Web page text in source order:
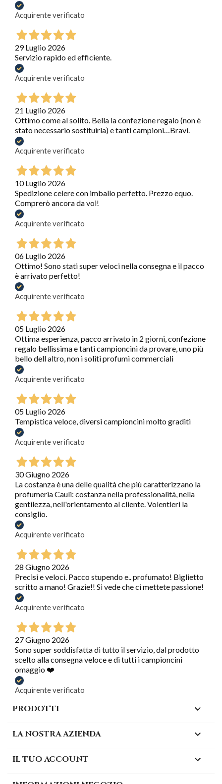
Acquirente verificato
29 Luglio 2026
Servizio rapido ed efficiente.
Acquirente verificato
21 Luglio 2026
Ottimo come al solito. Bella la confezione regalo (non è
stato necessario sostituirla) e tanti campioni…Bravi.
Acquirente verificato
10 Luglio 2026
Spedizione celere con imballo perfetto. Prezzo equo.
Comprerò ancora da voi!
Acquirente verificato
06 Luglio 2026
Ottimo! Sono stati super veloci nella consegna e il pacco
è arrivato perfetto!
Acquirente verificato
05 Luglio 2026
Ottima esperienza, pacco arrivato in 2 giorni, confezione
regalo bellissima e tanti campioncini da provare, uno più
bello dell altro, non i soliti profumi commerciali
Acquirente verificato
05 Luglio 2026
Tempistica veloce, diversi campioncini molto graditi
Acquirente verificato
30 Giugno 2026
La costanza è una delle qualità che più caratterizzano la
profumeria Cauli: costanza nella professionalità, nella
gentilezza, nell'orientamento al cliente. Volentieri la
consiglio.
Acquirente verificato
28 Giugno 2026
Precisi e veloci. Pacco stupendo e.. profumato! Biglietto
scritto a mano! Grazie!! Si vede che ci mettete passione!
Acquirente verificato
27 Giugno 2026
Sono super soddisfatta di tutto il servizio, dal prodotto
scelto alla consegna veloce e di tutti i campioncini
omaggio ❤️
Acquirente verificato
PRODOTTI 
LA NOSTRA AZIENDA 
IL TUO ACCOUNT 